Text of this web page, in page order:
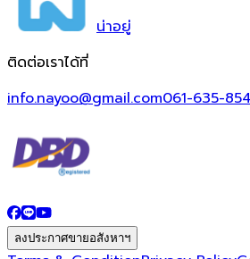
น่าอยู่
ติดต่อเราได้ที่
info.nayoo@gmail.com061-635-
ลงประกาศขายอสังหาฯ